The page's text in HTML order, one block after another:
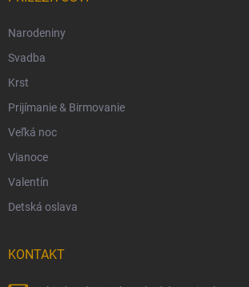
Narodeniny
Svadba
Krst
Prijímanie & Birmovanie
Veľká noc
Vianoce
Valentín
Detská oslava
KONTAKT